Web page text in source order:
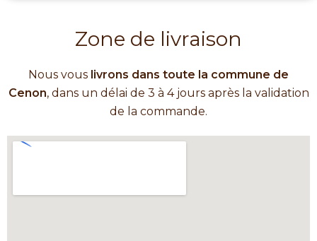
Zone de livraison
Nous vous livrons dans toute la commune de
Cenon, dans un délai de 3 à 4 jours après la validation
de la commande.